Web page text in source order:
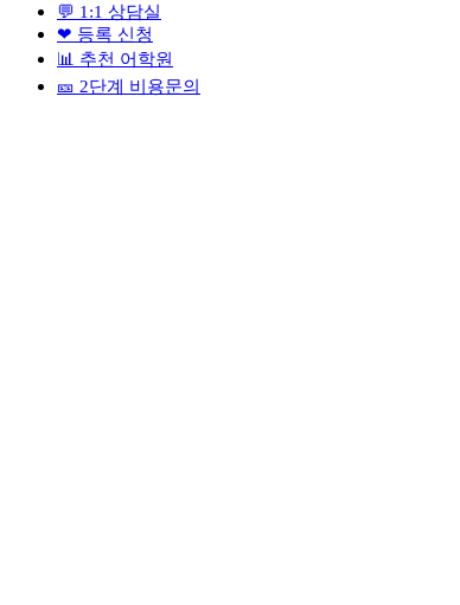
💬 1:1 상담실
❤ 등록 신청
📊 추천 어학원
🎫 2단계 비용문의